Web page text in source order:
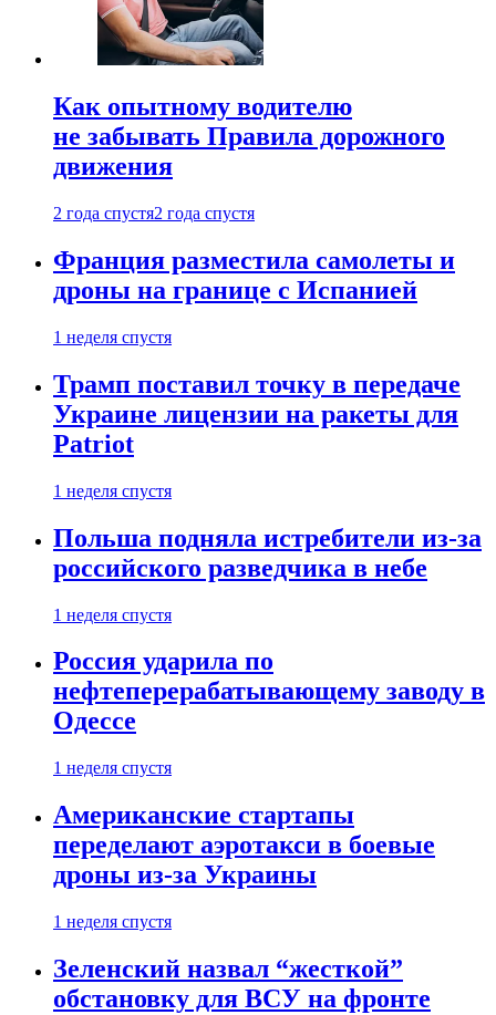
Как опытному водителю
не забывать Правила дорожного
движения
2 года спустя2 года спустя
Франция разместила самолеты и
дроны на границе с Испанией
1 неделя спустя
Трамп поставил точку в передаче
Украине лицензии на ракеты для
Patriot
1 неделя спустя
Польша подняла истребители из-за
российского разведчика в небе
1 неделя спустя
Россия ударила по
нефтеперерабатывающему заводу в
Одессе
1 неделя спустя
Американские стартапы
переделают аэротакси в боевые
дроны из-за Украины
1 неделя спустя
Зеленский назвал “жесткой”
обстановку для ВСУ на фронте